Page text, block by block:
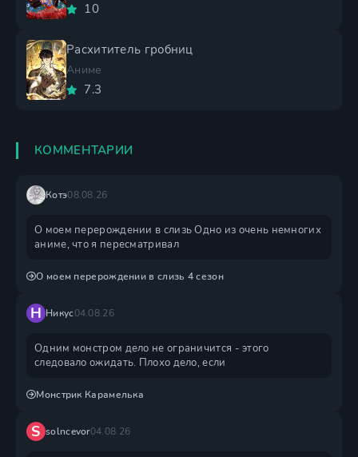
10
Расхититель гробниц
Аниме
7.3
КОММЕНТАРИИ
Котэ08.08.26
О моем перерождении в слизь Одно из очень немногих
аниме, что я пересматривал
О моем перерождении в слизь 4 сезон
Н Никус04.08.26
Одним монстром дело не ограничится - этого
следовало ожидать. Плохо дело, если
Монстрик Карамелька
S solncevor04.08.26